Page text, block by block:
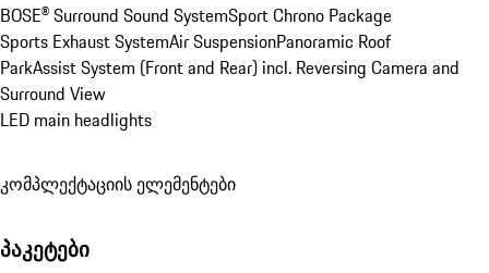
BOSE® Surround Sound SystemSport Chrono Package
Sports Exhaust SystemAir SuspensionPanoramic Roof
ParkAssist System (Front and Rear) incl. Reversing Camera and
Surround View
LED main headlights
კომპლექტაციის ელემენტები
პაკეტები